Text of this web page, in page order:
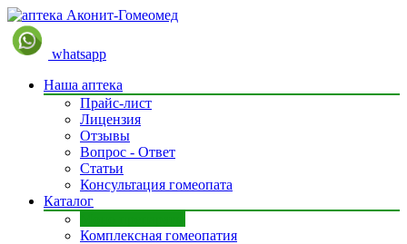
whatsapp
Наша аптека
Прайс-лист
Лицензия
Отзывы
Вопрос - Ответ
Статьи
Консультация гомеопата
Каталог
Комплексная гомеопатия